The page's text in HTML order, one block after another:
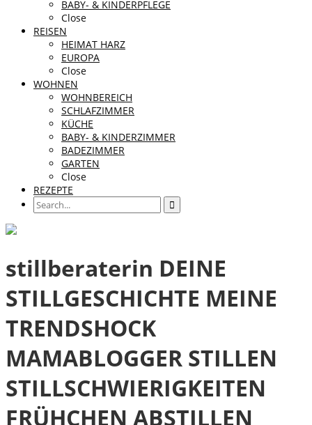
BABY- & KINDERPFLEGE
Close
REISEN
HEIMAT HARZ
EUROPA
Close
WOHNEN
WOHNBEREICH
SCHLAFZIMMER
KÜCHE
BABY- & KINDERZIMMER
BADEZIMMER
GARTEN
Close
REZEPTE
stillberaterin DEINE
STILLGESCHICHTE MEINE
TRENDSHOCK
MAMABLOGGER STILLEN
STILLSCHWIERIGKEITEN
FRÜHCHEN ABSTILLEN